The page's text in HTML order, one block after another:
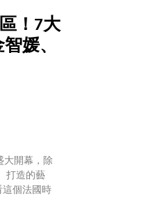
！7大
媛、
大開幕，除
打造的藝
這個法國時